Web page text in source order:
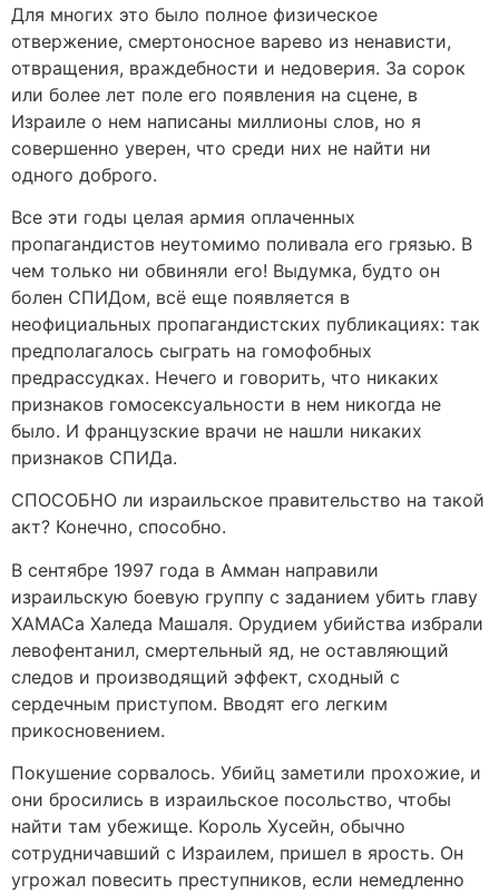
Для многих это было полное физическое
отвержение, смертоносное варево из ненависти,
отвращения, враждебности и недоверия. За сорок
или более лет поле его появления на сцене, в
Израиле о нем написаны миллионы слов, но я
совершенно уверен, что среди них не найти ни
одного доброго.
Все эти годы целая армия оплаченных
пропагандистов неутомимо поливала его грязью. В
чем только ни обвиняли его! Выдумка, будто он
болен СПИДом, всё еще появляется в
неофициальных пропагандистских публикациях: так
предполагалось сыграть на гомофобных
предрассудках. Нечего и говорить, что никаких
признаков гомосексуальности в нем никогда не
было. И французские врачи не нашли никаких
признаков СПИДа.
СПОСОБНО ли израильское правительство на такой
акт? Конечно, способно.
В сентябре 1997 года в Амман направили
израильскую боевую группу с заданием убить главу
ХАМАСа Халеда Машаля. Орудием убийства избрали
левофентанил, смертельный яд, не оставляющий
следов и производящий эффект, сходный с
сердечным приступом. Вводят его легким
прикосновением.
Покушение сорвалось. Убийц заметили прохожие, и
они бросились в израильское посольство, чтобы
найти там убежище. Король Хусейн, обычно
сотрудничавший с Израилем, пришел в ярость. Он
угрожал повесить преступников, если немедленно